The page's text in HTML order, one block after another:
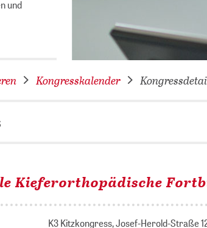
und
Kongresskalender
Kieferorthopädische
K3 Kitzkongress, Josef-Herold-Straße